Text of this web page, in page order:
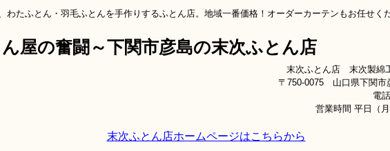
屋の奮闘～下関市彦島の末次ふとん店
わたふとん・羽毛ふとんを手作りするふとん店。地域一番価格！オーダーカーテンもお任せく
末次ふとん店 末次製綿
〒750-0075 山口県下関市
電
営業時間 平日（
末次ふとん店ホームページはこちらから